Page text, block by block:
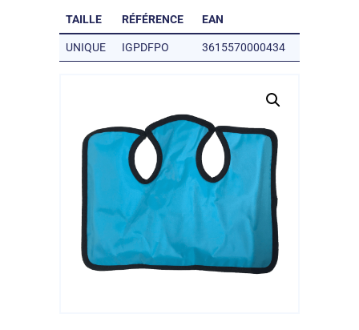
TAILLE RÉFÉRENCE EAN
UNIQUE IGPDFPO 3615570000434